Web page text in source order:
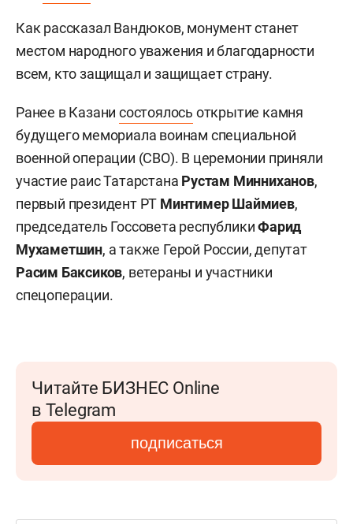
Как рассказал Вандюков, монумент станет
местом народного уважения и благодарности
всем, кто защищал и защищает страну.
Ранее в Казанисостоялось открытие камня
будущего мемориала воинам специальной
военной операции (СВО). В церемонии приняли
участие раис Татарстана Рустам Минниханов,
первый президент РТ Минтимер Шаймиев,
председатель Госсовета республикиФарид
Мухаметшин, а также Герой России, депутат
Расим Баксиков, ветераны и участники
спецоперации.
Читайте БИЗНЕС Online
в Telegram
подписаться